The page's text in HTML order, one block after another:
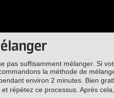
pas suffisamment mélanger. Si
la méthode de
environ 2 minutes. Bien
répétez ce processus. Après